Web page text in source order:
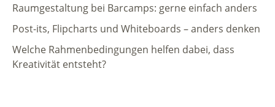
Raumgestaltung bei Barcamps: gerne einfach anders
Post-its, Flipcharts und Whiteboards – anders denken
Welche Rahmenbedingungen helfen dabei, dass
Kreativität entsteht?